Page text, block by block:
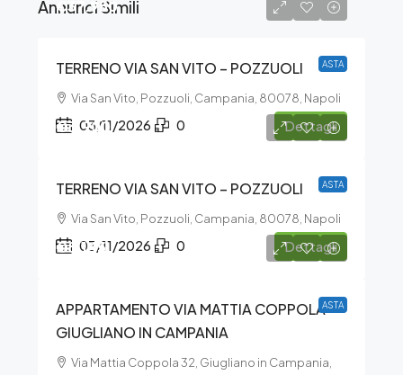
Annunci Simili
ASTA
€37.950
TERRENO VIA SAN VITO – POZZUOLI
Via San Vito, Pozzuoli, Campania, 80078, Napoli
03/11/2026 0 Dettagli
ASTA
€3.900
TERRENO VIA SAN VITO – POZZUOLI
Via San Vito, Pozzuoli, Campania, 80078, Napoli
03/11/2026 0 Dettagli
ASTA
€8.145
APPARTAMENTO VIA MATTIA COPPOLA –
GIUGLIANO IN CAMPANIA
Via Mattia Coppola 32, Giugliano in Campania,